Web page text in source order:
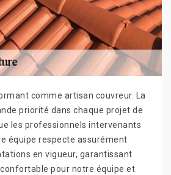
comme artisan couvreur. La
priorité dans chaque projet de
les professionnels intervenants
équipe respecte assurément
en vigueur, garantissant
pour notre équipe et